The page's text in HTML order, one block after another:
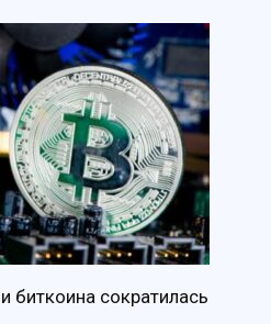
сократилась